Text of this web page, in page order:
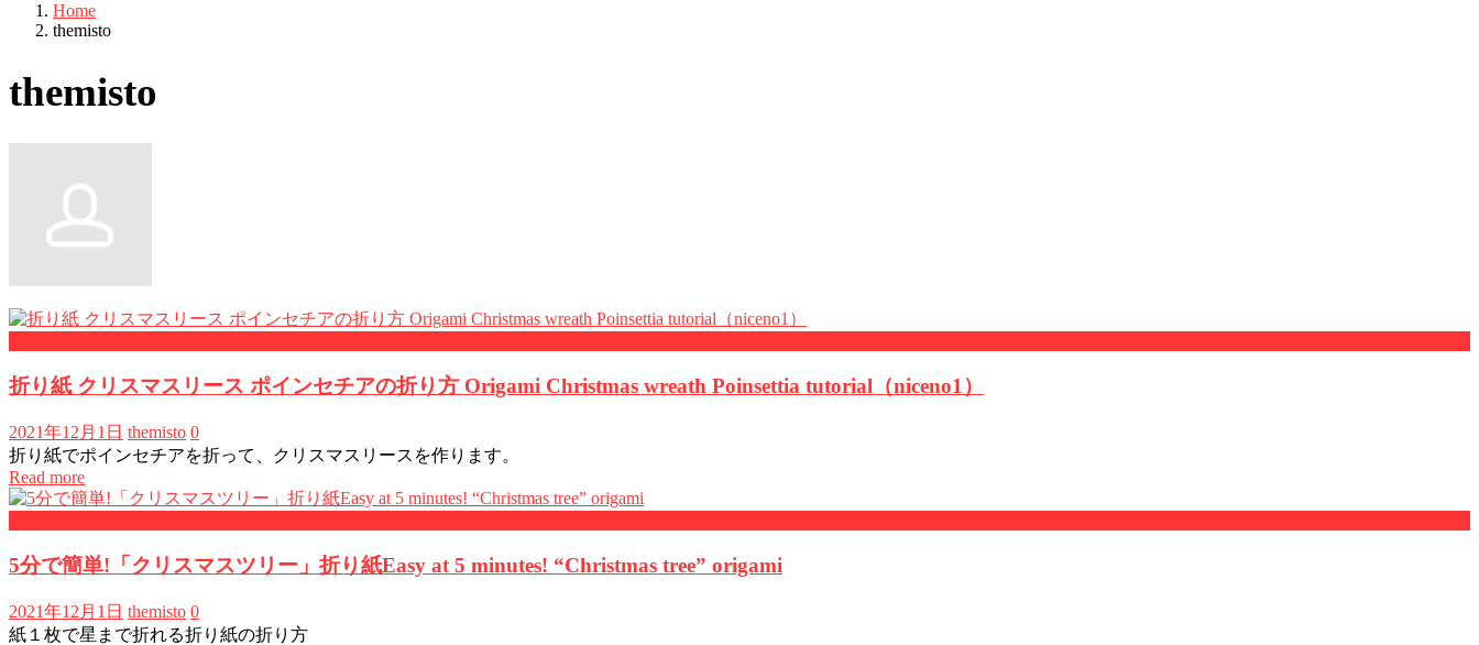
Home
themisto
themisto
折り紙 クリスマスリース ポインセチアの折り方 Origami Christmas wreath Poinsettia tutorial（niceno1）
2021年12月1日 themisto 0
折り紙でポインセチアを折って、クリスマスリースを作ります。
Read more
5分で簡単!「クリスマスツリー」折り紙Easy at 5 minutes! “Christmas tree” origami
2021年12月1日 themisto 0
紙１枚で星まで折れる折り紙の折り方